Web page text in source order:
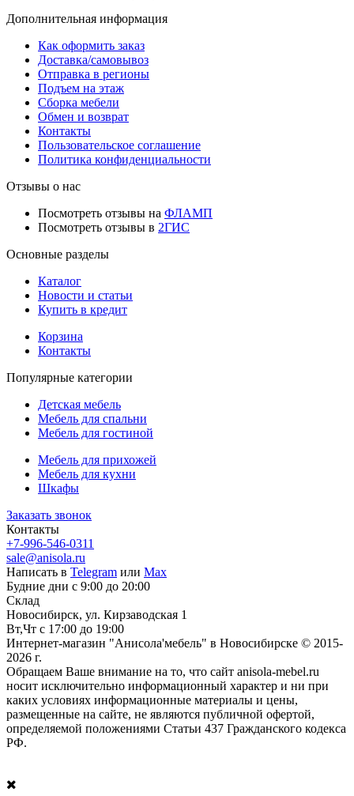
Дополнительная информация
Как оформить заказ
Доставка/самовывоз
Отправка в регионы
Подъем на этаж
Сборка мебели
Обмен и возврат
Контакты
Пользовательское соглашение
Политика конфиденциальности
Отзывы о нас
Посмотреть отзывы на ФЛАМП
Посмотреть отзывы в 2ГИС
Основные разделы
Каталог
Новости и статьи
Купить в кредит
Корзина
Контакты
Популярные категории
Детская мебель
Мебель для спальни
Мебель для гостиной
Мебель для прихожей
Мебель для кухни
Шкафы
Заказать звонок
Контакты
+7-996-546-0311
sale@anisola.ru
Написать в Telegram или Max
Будние дни с 9:00 до 20:00
Склад
Новосибирск, ул. Кирзаводская 1
Вт,Чт с 17:00 до 19:00
Интернет-магазин "Анисола'мебель" в Новосибирске © 2015-
2026 г.
Обращаем Ваше внимание на то, что сайт anisola-mebel.ru
носит исключительно информационный характер и ни при
каких условиях информационные материалы и цены,
размещенные на сайте, не являются публичной офертой,
определяемой положениями Статьи 437 Гражданского кодекса
РФ.